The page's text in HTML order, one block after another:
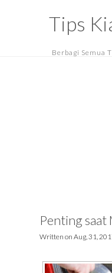
Tips
Berbagi Semua
Penting
Written on Aug, 31,